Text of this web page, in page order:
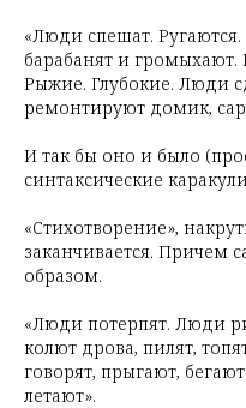
«Люди спешат.
барабанят и громыхают.
Рыжие. Глубокие. Люди
ремонтируют домик,
И так бы оно и было
синтаксические
«Стихотворение»,
заканчивается. Причем
образом.
«Люди потерпят. Люди
колют дрова, пилят,
говорят, прыгают,
летают».